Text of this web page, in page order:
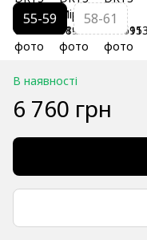
55-59 58-61
В наявності
6 760 грн